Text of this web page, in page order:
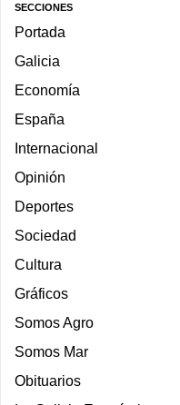
SECCIONES
Portada
Galicia
Economía
España
Internacional
Opinión
Deportes
Sociedad
Cultura
Gráficos
Somos Agro
Somos Mar
Obituarios